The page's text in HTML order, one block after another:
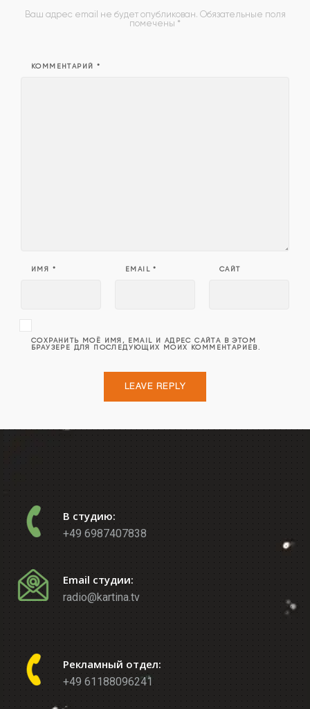
Ваш адрес email не будет опубликован. Обязательные поля
помечены *
КОММЕНТАРИЙ *
ИМЯ * EMAIL* САЙТ
СОХРАНИТЬ МОЁ ИМЯ, EMAIL И АДРЕС САЙТА В ЭТОМ
БРАУЗЕРЕ ДЛЯ ПОСЛЕДУЮЩИХ МОИХ КОММЕНТАРИЕВ.
В студию:
+49 6987407838
Email студии:
radio@kartina.tv
Рекламный отдел:
+49 61188096241